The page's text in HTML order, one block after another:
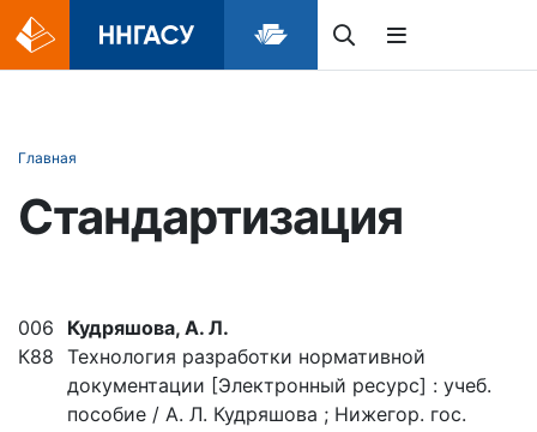
Главная
Стандартизация
006
К88
Кудряшова, А. Л.
Технология разработки нормативной
документации [Электронный ресурс] : учеб.
пособие / А. Л. Кудряшова ; Нижегор. гос.